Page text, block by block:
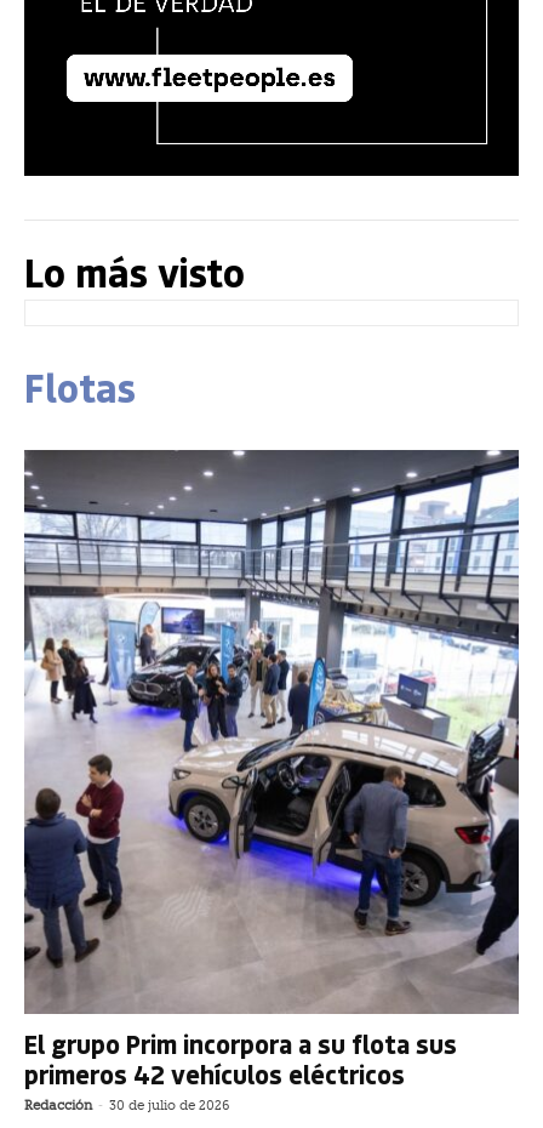
Lo más visto
Flotas
El grupo Prim incorpora a su flota sus
primeros 42 vehículos eléctricos
Redacción - 30 de julio de 2026